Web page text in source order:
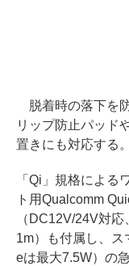
脱着時の落下を
リップ防止パッド
置きにも対応する。
「Qi」規格による
ト用Qualcomm
（DC12V/24V対
1m）も付属し、
eは最大7.5W）の